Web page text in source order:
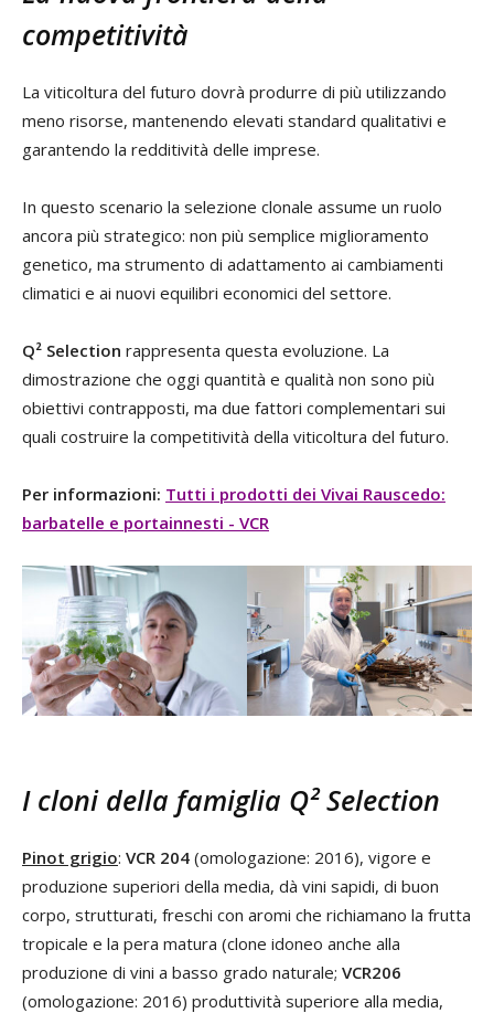
competitività
La viticoltura del futuro dovrà produrre di più utilizzando
meno risorse, mantenendo elevati standard qualitativi e
garantendo la redditività delle imprese.
In questo scenario la selezione clonale assume un ruolo
ancora più strategico: non più semplice miglioramento
genetico, ma strumento di adattamento ai cambiamenti
climatici e ai nuovi equilibri economici del settore.
Q² Selection rappresenta questa evoluzione. La
dimostrazione che oggi quantità e qualità non sono più
obiettivi contrapposti, ma due fattori complementari sui
quali costruire la competitività della viticoltura del futuro.
Per informazioni: Tutti i prodotti dei Vivai Rauscedo:
barbatelle e portainnesti - VCR
I cloni della famiglia Q² Selection
Pinot grigio: VCR 204 (omologazione: 2016), vigore e
produzione superiori della media, dà vini sapidi, di buon
corpo, strutturati, freschi con aromi che richiamano la frutta
tropicale e la pera matura (clone idoneo anche alla
produzione di vini a basso grado naturale; VCR206
(omologazione: 2016) produttività superiore alla media,